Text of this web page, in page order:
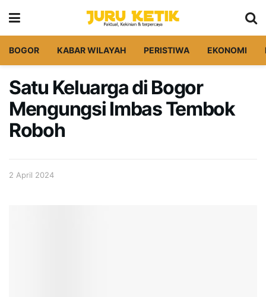
BOGOR KABAR WILAYAH PERISTIWA EKONOMI
Satu Keluarga di Bogor
Mengungsi Imbas Tembok
Roboh
2 April 2024